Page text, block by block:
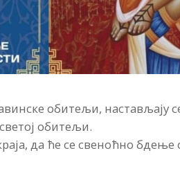
обитељи, настављају
обитељи.
да ће се свеноћно бдење